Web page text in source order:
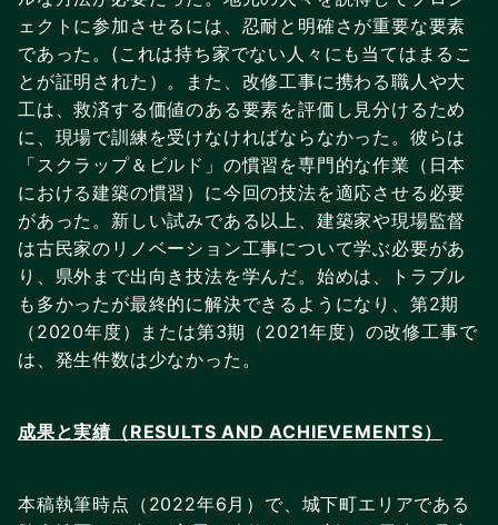
ェクトに参加させるには、忍耐と明確さが重要な要素
であった。(これは持ち家でない人々にも当てはまるこ
とが証明された）。また、改修工事に携わる職人や大
工は、救済する価値のある要素を評価し見分けるため
に、現場で訓練を受けなければならなかった。彼らは
「スクラップ＆ビルド」の慣習を専門的な作業（日本
における建築の慣習）に今回の技法を適応させる必要
があった。新しい試みである以上、建築家や現場監督
は古民家のリノベーション工事について学ぶ必要があ
り、県外まで出向き技法を学んだ。始めは、トラブル
も多かったが最終的に解決できるようになり、第2期
（2020年度）または第3期（2021年度）の改修工事で
は、発生件数は少なかった。
成果と実績（RESULTS AND ACHIEVEMENTS）
本稿執筆時点（2022年6月）で、城下町エリアである